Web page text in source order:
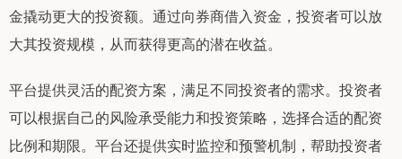
金撬动更大的投资额。通过向券商借入资金，投资者可以放
大其投资规模，从而获得更高的潜在收益。
平台提供灵活的配资方案，满足不同投资者的需求。投资者
可以根据自己的风险承受能力和投资策略，选择合适的配资
比例和期限。平台还提供实时监控和预警机制，帮助投资者